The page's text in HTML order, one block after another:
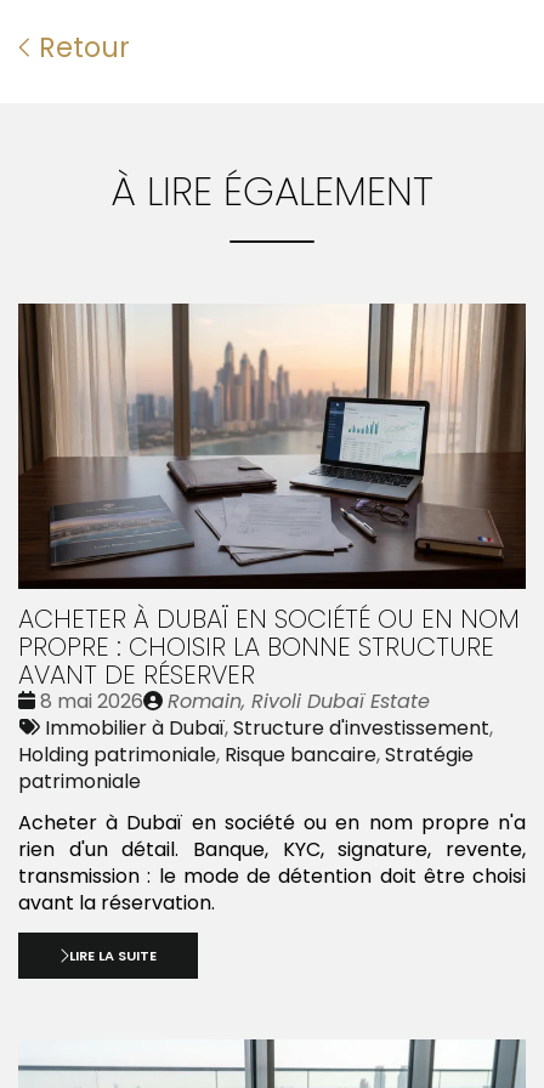
Retour
À LIRE ÉGALEMENT
ACHETER À DUBAÏ EN SOCIÉTÉ OU EN NOM
PROPRE : CHOISIR LA BONNE STRUCTURE
AVANT DE RÉSERVER
Date
:
8 mai 2026
Publié
par
Romain, Rivoli Dubaï Estate
Tags
:
Immobilier à Dubaï,Structure d'investissement,
Holding patrimoniale, Risque bancaire,Stratégie
patrimoniale
Acheter à Dubaï en société ou en nom propre n'a
rien d'un détail. Banque, KYC, signature, revente,
transmission : le mode de détention doit être choisi
avant la réservation.
LIRE LA SUITE